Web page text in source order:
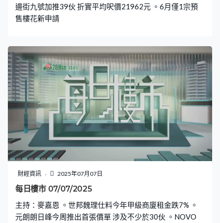
邊街九號加推39伙 折實平均呎價21962元 。6月僅1宗預
售樓花新申請
財經資訊 2025年07月07日
每日樓市 07/07/2025
主持：麥嘉恩 。世邦魏理仕料今年甲級商廈租金跌7% 。
元朗朗日峰今周推出首張價單 涉及不少於30伙 。NOVO